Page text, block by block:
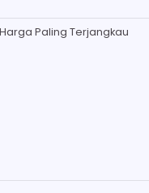
Paling Terjangkau